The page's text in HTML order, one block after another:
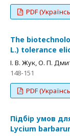
PDF
The
L.) tolerance
І. В. Жук, О. П.
148-151
PDF
Підбір умов
Lycium